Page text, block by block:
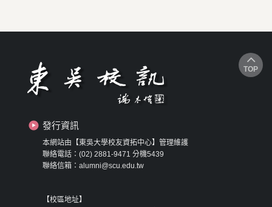
發行資訊
本網站由【東吳大學校友資拓中心】管理維護
聯絡電話：(02) 2881-9471 分機5439
聯絡信箱：alumni@scu.edu.tw
【校區地址】
TOP